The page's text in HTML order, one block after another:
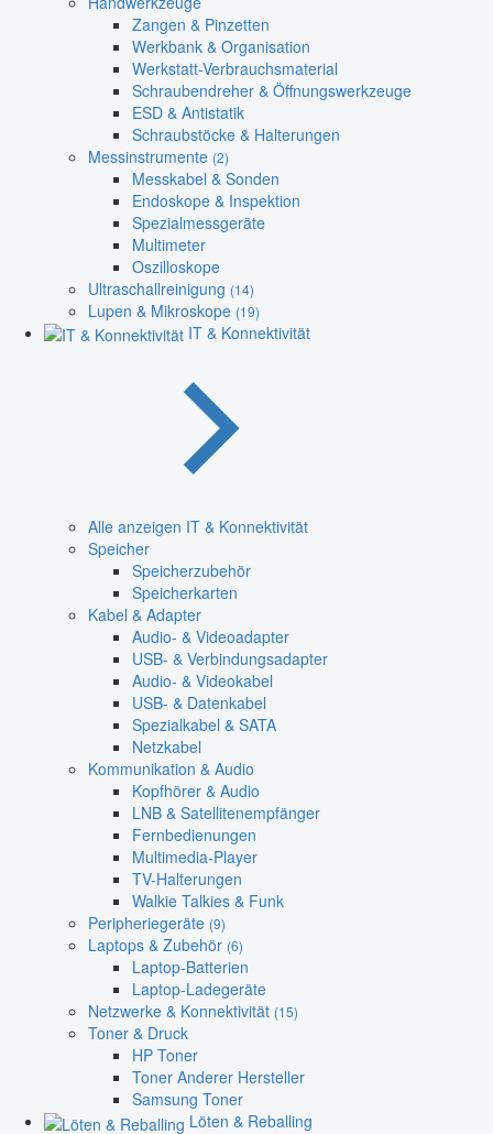
Zangen & Pinzetten
Werkbank & Organisation
Werkstatt-Verbrauchsmaterial
Schraubendreher & Öffnungswerkzeuge
ESD & Antistatik
Schraubstöcke & Halterungen
Messinstrumente (2)
Messkabel & Sonden
Endoskope & Inspektion
Spezialmessgeräte
Multimeter
Oszilloskope
Ultraschallreinigung (14)
Lupen & Mikroskope (19)
IT & Konnektivität
Alle anzeigen IT & Konnektivität
Speicher
Speicherzubehör
Speicherkarten
Kabel & Adapter
Audio- & Videoadapter
USB- & Verbindungsadapter
Audio- & Videokabel
USB- & Datenkabel
Spezialkabel & SATA
Netzkabel
Kommunikation & Audio
Kopfhörer & Audio
LNB & Satellitenempfänger
Fernbedienungen
Multimedia-Player
TV-Halterungen
Walkie Talkies & Funk
Peripheriegeräte (9)
Laptops & Zubehör (6)
Laptop-Batterien
Laptop-Ladegeräte
Netzwerke & Konnektivität (15)
Toner & Druck
HP Toner
Toner Anderer Hersteller
Samsung Toner
Löten & Reballing